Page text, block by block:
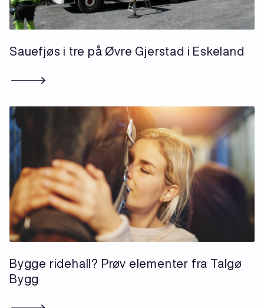
Sauefjøs i tre på Øvre Gjerstad i Eskeland
Bygge ridehall? Prøv elementer fra Talgø
Bygg